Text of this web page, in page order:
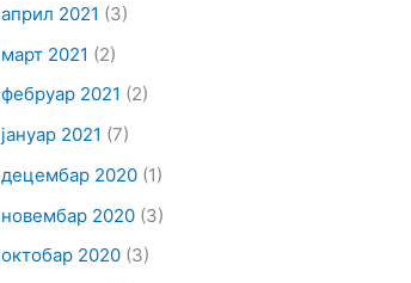
април 2021 (3)
март 2021 (2)
фебруар 2021 (2)
јануар 2021 (7)
децембар 2020(1)
новембар 2020(3)
октобар 2020(3)